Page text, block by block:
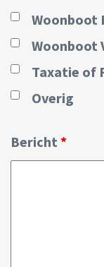
Woonboot
Woonboot
Taxatie of
Overig
Bericht *